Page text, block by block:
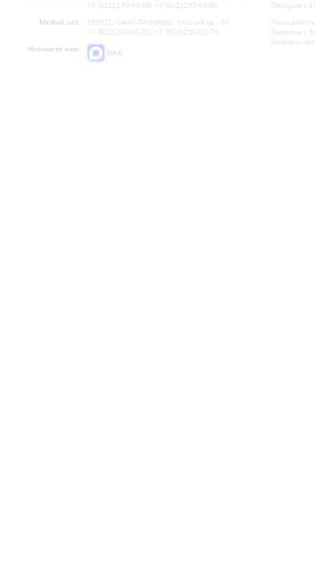
+7 (812) 240-01-00, +7 (812) 240-01-80
Малый зал:
191011, Санкт-Петербург, Невский пр., 30
+7 (812) 240-01-00, +7 (812) 240-01-70
Напишите нам:
MAX
Перерыв с
Часы
Перерыв с
Вопросы